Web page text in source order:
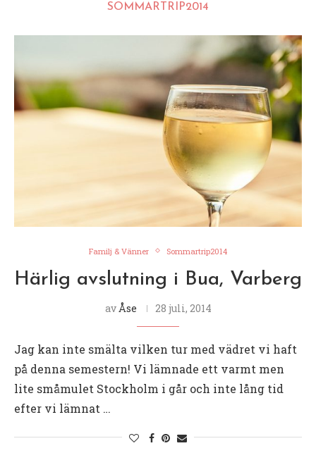
SOMMARTRIP2014
Familj & Vänner Sommartrip2014
Härlig avslutning i Bua, Varberg
av Åse 28 juli, 2014
Jag kan inte smälta vilken tur med vädret vi haft
på denna semestern! Vi lämnade ett varmt men
lite småmulet Stockholm i går och inte lång tid
efter vi lämnat …